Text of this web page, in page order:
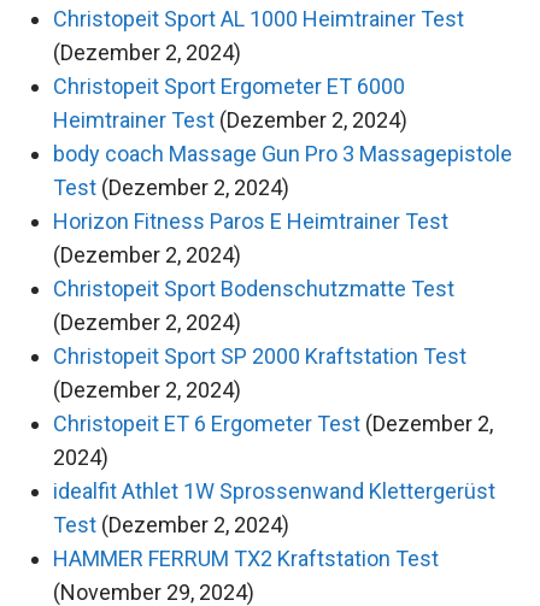
Christopeit Sport AL 1000 Heimtrainer Test
(Dezember 2, 2024)
Christopeit Sport Ergometer ET 6000
Heimtrainer Test (Dezember 2, 2024)
body coach Massage Gun Pro 3 Massagepistole
Test (Dezember 2, 2024)
Horizon Fitness Paros E Heimtrainer Test
(Dezember 2, 2024)
Christopeit Sport Bodenschutzmatte Test
(Dezember 2, 2024)
Christopeit Sport SP 2000 Kraftstation Test
(Dezember 2, 2024)
Christopeit ET 6 Ergometer Test (Dezember 2,
2024)
idealfit Athlet 1W Sprossenwand Klettergerüst
Test (Dezember 2, 2024)
HAMMER FERRUM TX2 Kraftstation Test
(November 29, 2024)